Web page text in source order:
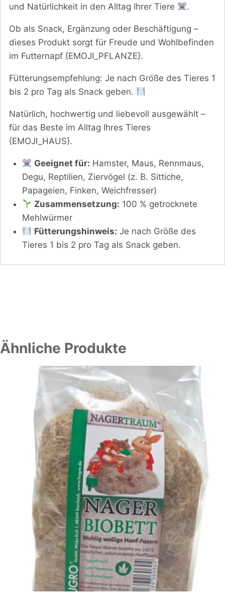
und Natürlichkeit in den Alltag Ihrer Tiere
.
Ob als Snack, Ergänzung oder Beschäftigung –
dieses Produkt sorgt für Freude und Wohlbefinden
im Futternapf {EMOJI_PFLANZE}.
Fütterungsempfehlung: Je nach Größe des Tieres 1
bis 2 pro Tag als Snack geben.
Natürlich, hochwertig und liebevoll ausgewählt –
für das Beste im Alltag Ihres Tieres
{EMOJI_HAUS}.
Geeignet für: Hamster, Maus, Rennmaus,
Degu, Reptilien, Ziervögel (z. B. Sittiche,
Papageien, Finken, Weichfresser)
Zusammensetzung: 100 % getrocknete
Mehlwürmer
Fütterungshinweis: Je nach Größe des
Tieres 1 bis 2 pro Tag als Snack geben.
Ähnliche Produkte